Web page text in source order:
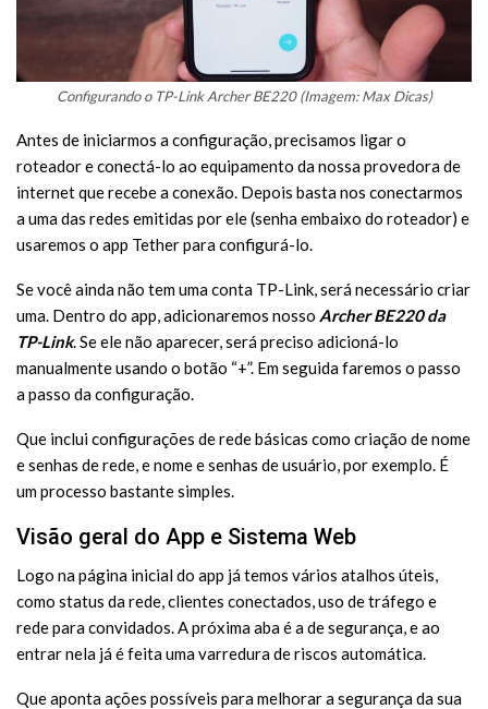
Configurando o TP-Link Archer BE220 (Imagem: Max Dicas)
Antes de iniciarmos a configuração, precisamos ligar o
roteador e conectá-lo ao equipamento da nossa provedora de
internet que recebe a conexão. Depois basta nos conectarmos
a uma das redes emitidas por ele (senha embaixo do roteador) e
usaremos o app Tether para configurá-lo.
Se você ainda não tem uma conta TP-Link, será necessário criar
uma. Dentro do app, adicionaremos nosso Archer BE220 da
TP-Link. Se ele não aparecer, será preciso adicioná-lo
manualmente usando o botão “+”. Em seguida faremos o passo
a passo da configuração.
Que inclui configurações de rede básicas como criação de nome
e senhas de rede, e nome e senhas de usuário, por exemplo. É
um processo bastante simples.
Visão geral do App e Sistema Web
Logo na página inicial do app já temos vários atalhos úteis,
como status da rede, clientes conectados, uso de tráfego e
rede para convidados. A próxima aba é a de segurança, e ao
entrar nela já é feita uma varredura de riscos automática.
Que aponta ações possíveis para melhorar a segurança da sua